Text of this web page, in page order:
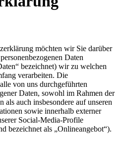
möchten wir Sie darüber
Daten
bezeichnet) wir zu welchen
verarbeiten. Die
von uns durchgeführten
Daten, sowohl im Rahmen der
als auch insbesondere auf unseren
sowie innerhalb externer
Social-Media-Profile
bezeichnet als „Onlineangebot“).